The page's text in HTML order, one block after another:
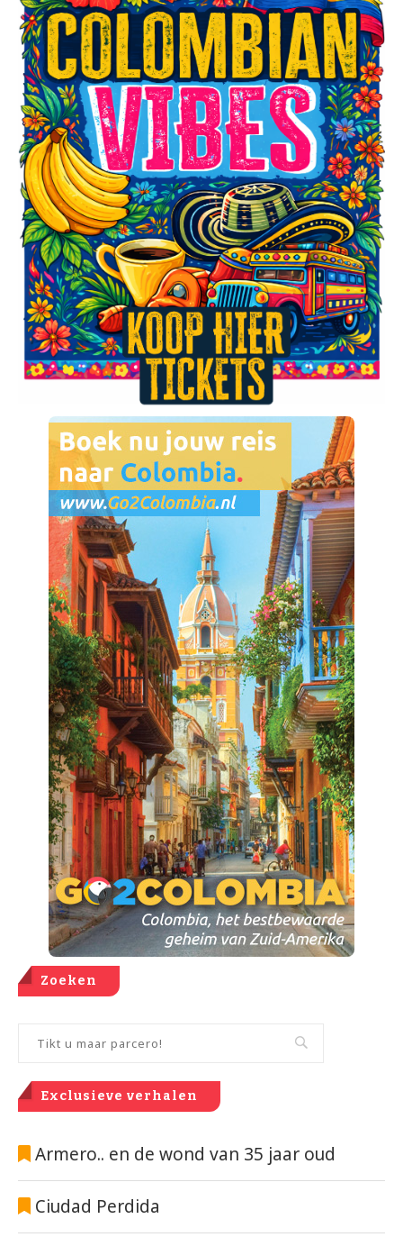
Zoeken
Exclusieve verhalen
Armero.. en de wond van 35 jaar oud
Ciudad Perdida